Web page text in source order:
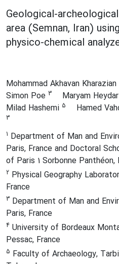
Geological-
area (Semnan, Iran)
physico-chemical
Mohammad Akhavan Kharazian
Simon Poe 3 Maryam
Milad Hashemi 5 Hamed
3
1 Department of Man and
Paris, France and Doctoral
of Paris 1 Sorbonne Panthéon,
2 Physical Geography
France
3 Department of Man and
Paris, France
4 University of Bordeaux
Pessac, France
5 Faculty of Archaeology,